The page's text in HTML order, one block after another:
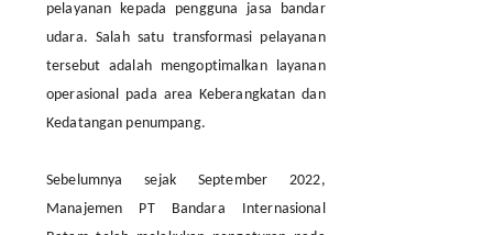
pelayanan kepada pengguna jasa bandar
udara. Salah satu transformasi pelayanan
tersebut adalah mengoptimalkan layanan
operasional pada area Keberangkatan dan
Kedatangan penumpang.
Sebelumnya sejak September 2022,
Manajemen PT Bandara Internasional